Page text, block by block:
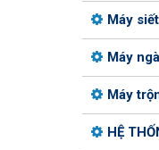
Máy
Máy
Máy
HỆ